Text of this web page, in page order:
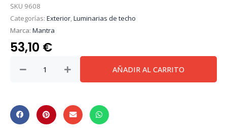
SKU 9608
Categorías: Exterior,Luminarias de techo
Marca: Mantra
53,10 €
G9
NEGRO
AÑADIR AL CARRITO